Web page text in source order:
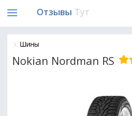
Отзывы Тут
Шины
Nokian Nordman RS